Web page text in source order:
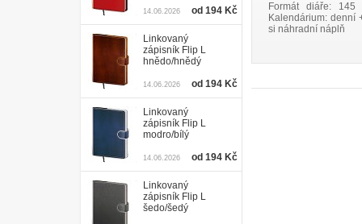
Formát diáře:
Kalendárium: denní
si náhradní náplň
14.06.2026 od 194 Kč
Linkovaný
zápisník Flip L
hnědo/hnědý
14.06.2026 od 194 Kč
Linkovaný
zápisník Flip L
modro/bílý
14.06.2026 od 194 Kč
Linkovaný
zápisník Flip L
šedo/šedý